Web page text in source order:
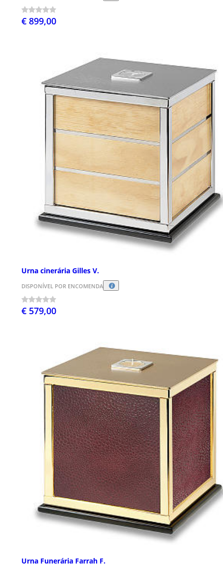
€ 899,00
Urna cinerária Gilles V.
DISPONÍVEL POR ENCOMENDA
€ 579,00
Urna Funerária Farrah F.